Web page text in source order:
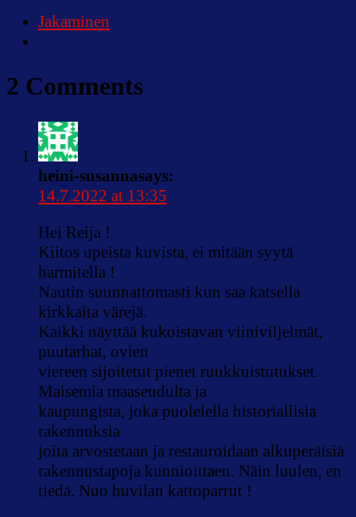
Jakaminen
2 Comments
heini-susannasays:
14.7.2022 at 13:35
Hei Reija !
Kiitos upeista kuvista, ei mitään syytä
harmitella !
Nautin suunnattomasti kun saa katsella
kirkkaita värejä.
Kaikki näyttää kukoistavan viiniviljelmät,
puutarhat, ovien
viereen sijoitetut pienet ruukkuistutukset.
Maisemia maaseudulta ja
kaupungista, joka puolelella historiallisia
rakennuksia
joita arvostetaan ja restauroidaan alkuperäisiä
rakennustapoja kunnioittaen. Näin luulen, en
tiedä. Nuo huvilan kattoparrut !